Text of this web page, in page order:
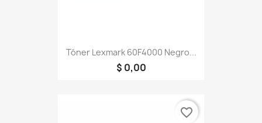
Tóner Lexmark 60F4000 Negro...
$ 0,00
favorite_border